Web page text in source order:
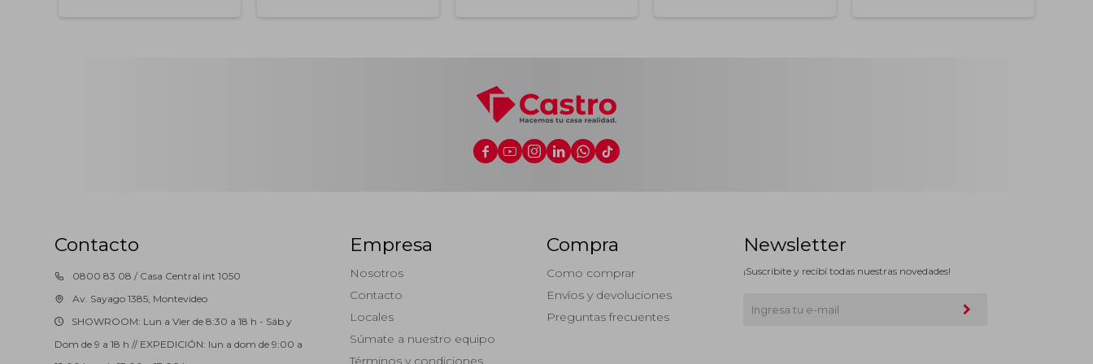
     
Contacto
0800 83 08 / Casa Central int 1050
Av. Sayago 1385, Montevideo
SHOWROOM: Lun a Vier de 8:30 a 18 h - Sáb y
Dom de 9 a 18 h // EXPEDICIÓN: lun a dom de 9:00 a
Empresa
Nosotros
Contacto
Locales
Súmate a nuestro equipo
Términos y condiciones
Compra
Como comprar
Envíos y devoluciones
Preguntas frecuentes
Newsletter
¡Suscribite y recibí todas nuestras novedades!